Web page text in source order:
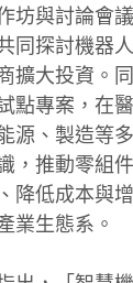
坊與討論會
同探討機器
擴大投資。
點專案，在
源、製造等
，推動零組
降低成本與
業生態系。